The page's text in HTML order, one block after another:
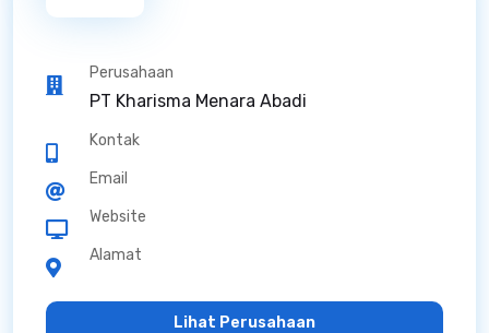
Perusahaan
PT Kharisma Menara Abadi
Kontak
Email
Website
Alamat
Lihat Perusahaan